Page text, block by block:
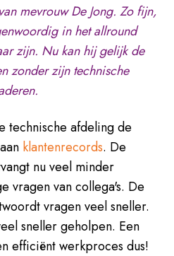
mevrouw De Jong. Zo fijn,
in het allround
zijn. Nu kan hij gelijk de
zonder zijn technische
technische afdeling de
klantenrecords. De
nu veel minder
vragen van collega's. De
vragen veel sneller.
sneller geholpen. Een
efficiënt werkproces dus!